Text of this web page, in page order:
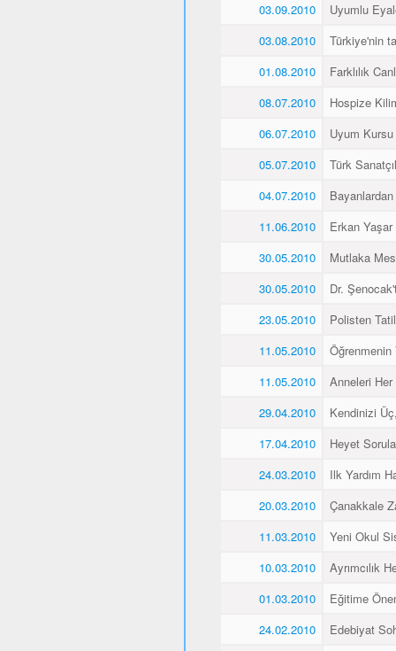
03.09.2010
Uyumlu
03.08.2010
Türkiye'nin
01.08.2010
Farklılık
08.07.2010
Hospize
06.07.2010
Uyum
05.07.2010
Türk
04.07.2010
11.06.2010
Erkan Yaşar
30.05.2010
Mutlaka
30.05.2010
Dr.
23.05.2010
Polisten
11.05.2010
Öğrenmenin
11.05.2010
Anneleri Her
29.04.2010
Kendinizi
17.04.2010
Heyet
24.03.2010
Ilk Yardım
20.03.2010
Çanakkale
11.03.2010
Yeni Okul
10.03.2010
Ayrımcılık
01.03.2010
Eğitime
24.02.2010
Edebiyat